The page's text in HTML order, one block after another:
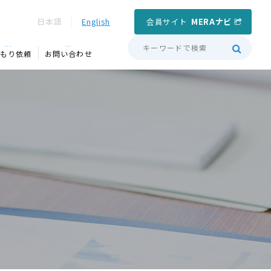
日本語 English 会員サイト MERAナビ
り依頼 お問い合わせ